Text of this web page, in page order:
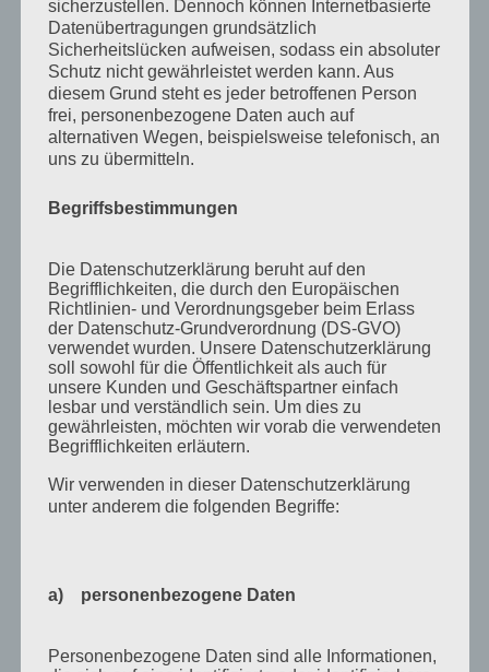
April 2013
März 2013
August 2012
Juli 2012
Juni 2012
April 2012
November 2011
Oktober 2011
September 2011
August 2011
Juli 2011
Juni 2011
Mai 2011
Februar 2011
sicherzustellen. Dennoch können Internetbasierte
Datenübertragungen grundsätzlich
Sicherheitslücken aufweisen, sodass ein absoluter
Schutz nicht gewährleistet werden kann. Aus
diesem Grund steht es jeder betroffenen Person
frei, personenbezogene Daten auch auf
alternativen Wegen, beispielsweise telefonisch, an
uns zu übermitteln.
Begriffsbestimmungen
Die Datenschutzerklärung beruht auf den
Begrifflichkeiten, die durch den Europäischen
Richtlinien- und Verordnungsgeber beim Erlass
der Datenschutz-Grundverordnung (DS-GVO)
verwendet wurden. Unsere Datenschutzerklärung
soll sowohl für die Öffentlichkeit als auch für
unsere Kunden und Geschäftspartner einfach
lesbar und verständlich sein. Um dies zu
gewährleisten, möchten wir vorab die verwendeten
Begrifflichkeiten erläutern.
Wir verwenden in dieser Datenschutzerklärung
unter anderem die folgenden Begriffe:
a) personenbezogene Daten
Personenbezogene Daten sind alle Informationen,